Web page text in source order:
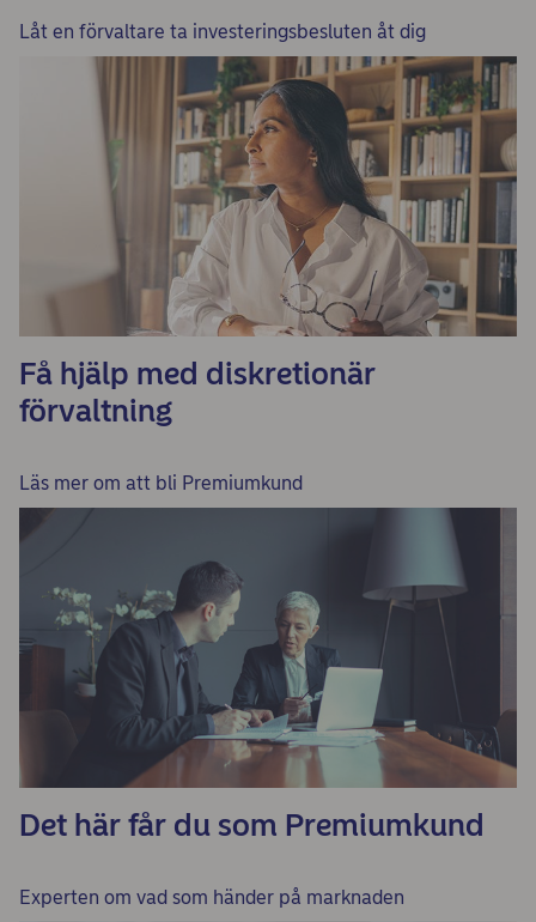
Låt en förvaltare ta investeringsbesluten åt dig
Få hjälp med diskretionär
förvaltning
Läs mer om att bli Premiumkund
Det här får du som Premiumkund
Experten om vad som händer på marknaden